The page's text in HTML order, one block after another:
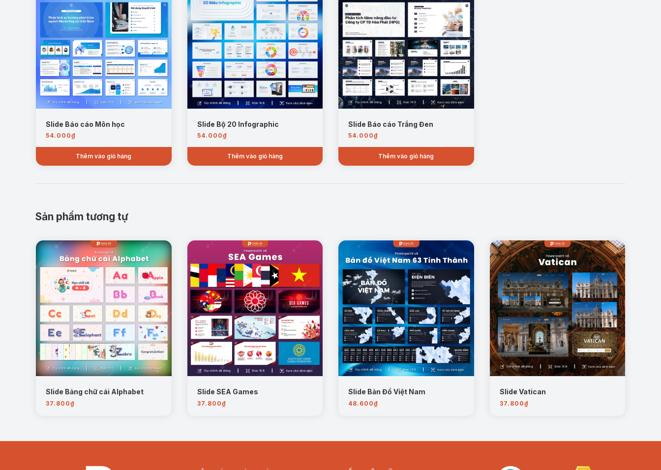
Slide Báo cáo Môn học
54.000₫
Thêm vào giỏ hàng
Slide Bộ 20 Infographic
54.000₫
Thêm vào giỏ hàng
Slide Báo cáo Trắng Đen
54.000₫
Thêm vào giỏ hàng
Sản phẩm tương tự
Slide Bảng chữ cái Alphabet
37.800₫
Slide SEA Games
37.800₫
Slide Bản Đồ Việt Nam
48.600₫
Slide Vatican
37.800₫